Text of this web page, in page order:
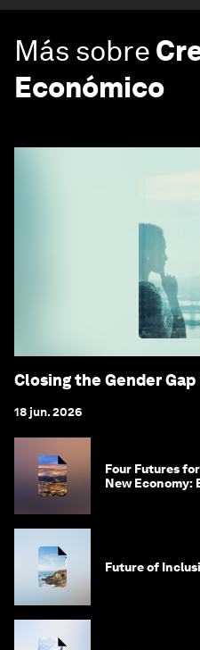
Más sobre
Económico
Closing the Gender
18 jun. 2026
Four Futures
New Economy:
Future of